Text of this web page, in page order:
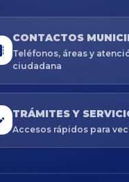
CONTACTOS
Teléfonos, áreas y
ciudadana
TRÁMITES Y
Accesos rápidos para